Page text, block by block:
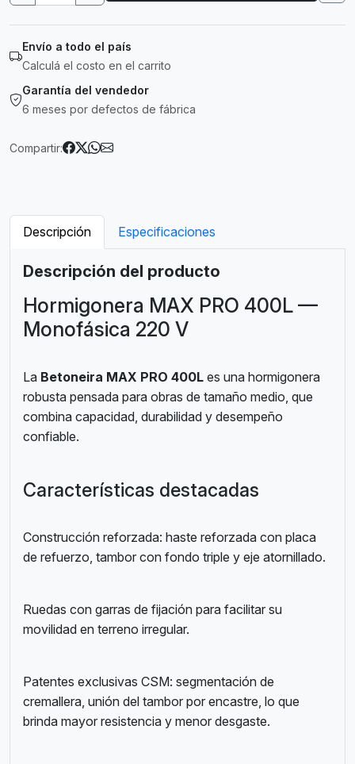
Envío a todo el país
Calculá el costo en el carrito
Garantía del vendedor
6 meses por defectos de fábrica
Compartir:
Descripción Especificaciones
Descripción del producto
Hormigonera MAX PRO 400L —
Monofásica 220 V
La Betoneira MAX PRO 400L es una hormigonera
robusta pensada para obras de tamaño medio, que
combina capacidad, durabilidad y desempeño
confiable.
Características destacadas
Construcción reforzada: haste reforzada con placa
de refuerzo, tambor con fondo triple y eje atornillado.
Ruedas con garras de fijación para facilitar su
movilidad en terreno irregular.
Patentes exclusivas CSM: segmentación de
cremallera, unión del tambor por encastre, lo que
brinda mayor resistencia y menor desgaste.